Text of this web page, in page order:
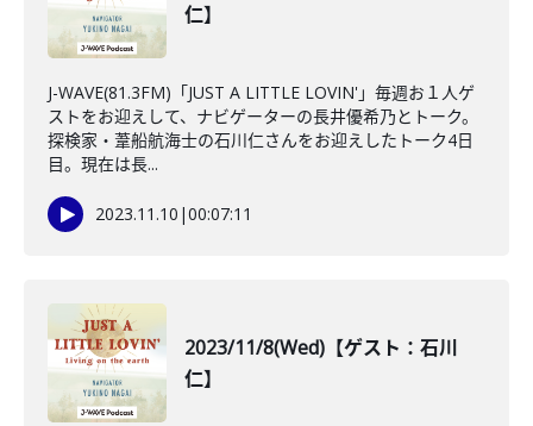
仁】
J-WAVE(81.3FM)「JUST A LITTLE LOVIN'」毎週お１人ゲ
ストをお迎えして、ナビゲーターの長井優希乃とトーク。
探検家・葦船航海士の石川仁さんをお迎えしたトーク4日
目。現在は長...
2023.11.10 |00:07:11
2023/11/8(Wed)【ゲスト：石川
仁】